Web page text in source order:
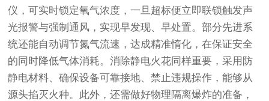
仪 ，可实时锁定氧气浓度，一旦超标便立即联锁触发声
光报警与强制通风，实现早发现、早处置。部分先进系
统还能自动调节氮气流速，达成精准惰化，在保证安全
的同时降低气体消耗。消除静电火花同样重要，采用防
静电材料、确保设备可靠接地、禁止违规操作，能够从
源头掐灭火种。此外，还需做好物理隔离爆炸的准备，